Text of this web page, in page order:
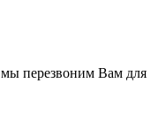
перезвоним Вам для